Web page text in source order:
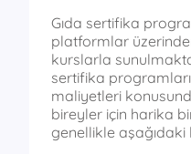
Gıda sertifika
platformlar
kurslarla
sertifika
maliyetleri
bireyler için harika
genellikle aşağıdaki